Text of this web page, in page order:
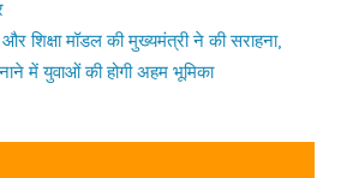
और शिक्षा मॉडल की मुख्यमंत्री ने की सराहना,
में युवाओं की होगी अहम भूमिका